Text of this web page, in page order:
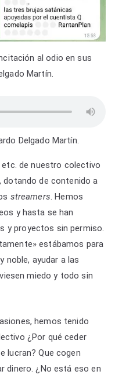
al odio en sus
Martín.
Delgado Martín.
de nuestro colectivo
de contenido a
streamers. Hemos
y hasta se han
y proyectos sin permiso.
estábamos para
noble, ayudar a las
miedo y todo sin
hemos tenido
¿Por qué ceder
lucran? Que cogen
dinero. ¿No está eso en